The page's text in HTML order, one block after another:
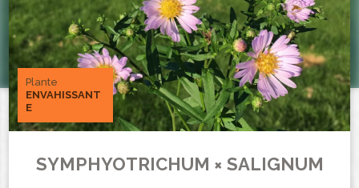
Plante
ENVAHISSANT
E
SYMPHYOTRICHUM × SALIGNUM